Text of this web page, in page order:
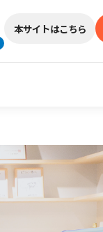
本サイトはこちら